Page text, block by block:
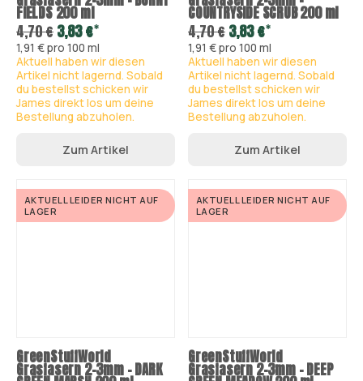
FIELDS 200 ml
4,70 €3,83 €*
1,91 € pro 100 ml
Aktuell haben wir diesen
Artikel nicht lagernd. Sobald
du bestellst schicken wir
James direkt los um deine
Bestellung abzuholen.
Zum Artikel
COUNTRYSIDE SCRUB 200 ml
4,70 €3,83 €*
1,91 € pro 100 ml
Aktuell haben wir diesen
Artikel nicht lagernd. Sobald
du bestellst schicken wir
James direkt los um deine
Bestellung abzuholen.
Zum Artikel
AKTUELL LEIDER NICHT AUF
LAGER
GreenStuffWorld
Grasfasern 2-3mm - DARK
AKTUELL LEIDER NICHT AUF
LAGER
GreenStuffWorld
Grasfasern 2-3mm - DEEP